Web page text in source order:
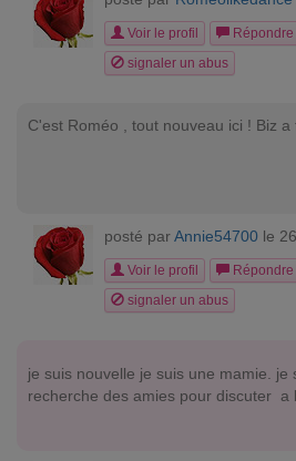
Voir le profil
signaler un abus
C'est Roméo , tout nouveau ici ! Biz a
posté parAnnie54700 le
Voir le profil
signaler un abus
je suis nouvelle je suis une mamie. je
recherche des amies pour discuter a